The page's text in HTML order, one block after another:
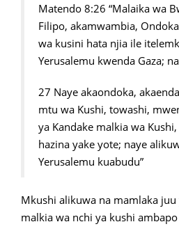
Matendo 8:26 “Malaika wa
Filipo, akamwambia,
wa kusini hata njia ile
Yerusalemu kwenda Gaza;
27 Naye akaondoka,
mtu wa Kushi, towashi,
ya Kandake malkia wa
hazina yake yote; naye
Yerusalemu kuabudu”
Mkushi alikuwa na mamlaka juu
malkia wa nchi ya kushi